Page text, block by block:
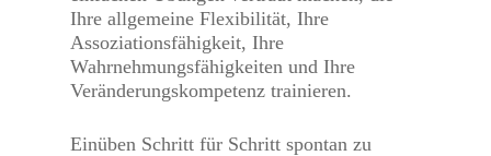
Ihre allgemeine Flexibilität, Ihre
Assoziationsfähigkeit, Ihre
Wahrnehmungsfähigkeiten und Ihre
Veränderungskompetenz trainieren.
Einüben Schritt für Schritt spontan zu